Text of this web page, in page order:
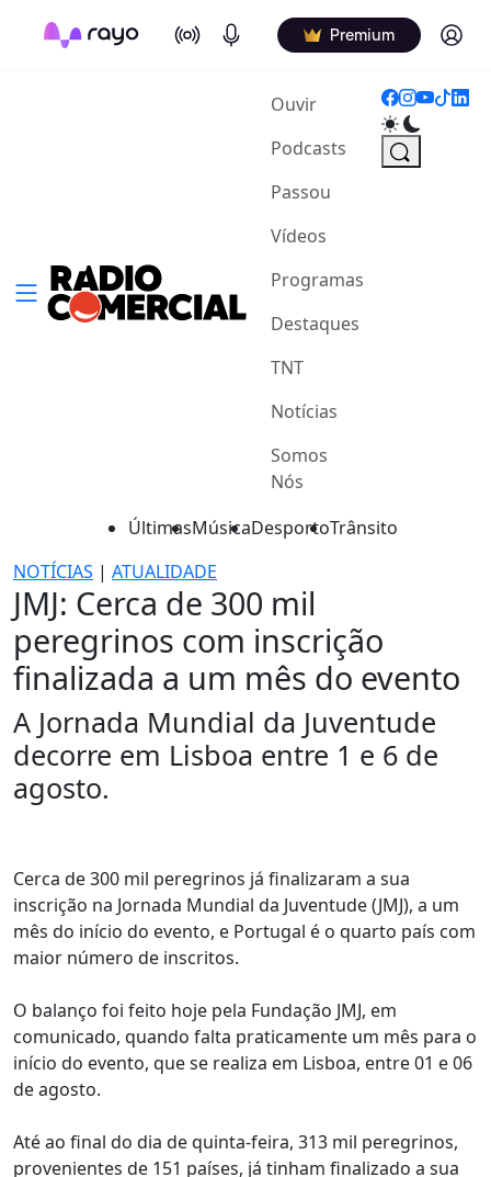
On Air Podcasts Premium Log in
Ouvir(current)
Podcasts
Passou
Vídeos
Programas
Destaques
TNT
Notícias
Somos
Nós
ÚltimasMúsicaDesportoTrânsito
NOTÍCIAS | ATUALIDADE
JMJ: Cerca de 300 mil
peregrinos com inscrição
finalizada a um mês do evento
A Jornada Mundial da Juventude
decorre em Lisboa entre 1 e 6 de
agosto.
Cerca de 300 mil peregrinos já finalizaram a sua
inscrição na Jornada Mundial da Juventude (JMJ), a um
mês do início do evento, e Portugal é o quarto país com
maior número de inscritos.
O balanço foi feito hoje pela Fundação JMJ, em
comunicado, quando falta praticamente um mês para o
início do evento, que se realiza em Lisboa, entre 01 e 06
de agosto.
Até ao final do dia de quinta-feira, 313 mil peregrinos,
provenientes de 151 países, já tinham finalizado a sua